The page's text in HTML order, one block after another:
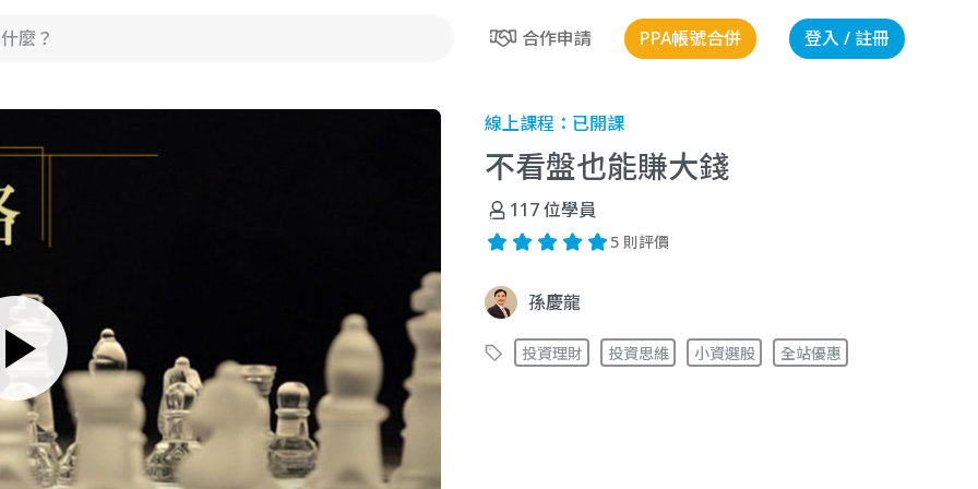
合作申請 PPA帳號合併 登入 / 註冊
線上課程： 已開課
不看盤也能賺大錢
117位學員
5 則評價
孫慶龍
投資理財 投資思維 小資選股 全站優惠